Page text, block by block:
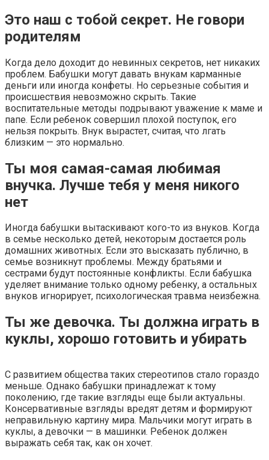
Это наш с тобой секрет. Не говори
родителям
Когда дело доходит до невинных секретов, нет никаких
проблем. Бабушки могут давать внукам карманные
деньги или иногда конфеты. Но серьезные события и
происшествия невозможно скрыть. Такие
воспитательные методы подрывают уважение к маме и
папе. Если ребенок совершил плохой поступок, его
нельзя покрыть. Внук вырастет, считая, что лгать
близким — это нормально.
Ты моя самая-самая любимая
внучка. Лучше тебя у меня никого
нет
Иногда бабушки вытаскивают кого-то из внуков. Когда
в семье несколько детей, некоторым достается роль
домашних животных. Если это высказать публично, в
семье возникнут проблемы. Между братьями и
сестрами будут постоянные конфликты. Если бабушка
уделяет внимание только одному ребенку, а остальных
внуков игнорирует, психологическая травма неизбежна.
Ты же девочка. Ты должна играть в
куклы, хорошо готовить и убирать
С развитием общества таких стереотипов стало гораздо
меньше. Однако бабушки принадлежат к тому
поколению, где такие взгляды еще были актуальны.
Консервативные взгляды вредят детям и формируют
неправильную картину мира. Мальчики могут играть в
куклы, а девочки — в машинки. Ребенок должен
выражать себя так, как он хочет.